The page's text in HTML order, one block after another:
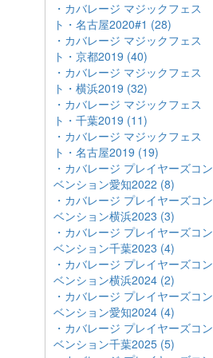
・カバレージ マジックフェス
ト・名古屋2020#1 (28)
・カバレージ マジックフェス
ト・京都2019 (40)
・カバレージ マジックフェス
ト・横浜2019 (32)
・カバレージ マジックフェス
ト・千葉2019 (11)
・カバレージ マジックフェス
ト・名古屋2019 (19)
・カバレージ プレイヤーズコン
ベンション愛知2022 (8)
・カバレージ プレイヤーズコン
ベンション横浜2023 (3)
・カバレージ プレイヤーズコン
ベンション千葉2023 (4)
・カバレージ プレイヤーズコン
ベンション横浜2024 (2)
・カバレージ プレイヤーズコン
ベンション愛知2024 (4)
・カバレージ プレイヤーズコン
ベンション千葉2025 (5)